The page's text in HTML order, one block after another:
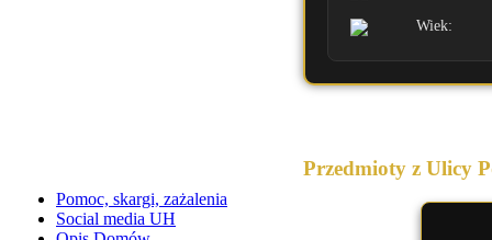
Pomoc, skargi, zażalenia
Social media UH
Wiek:
Przedmioty z Ulicy